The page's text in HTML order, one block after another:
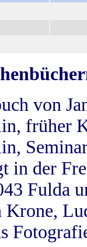
von
früher
in der
Fulda
Krone,